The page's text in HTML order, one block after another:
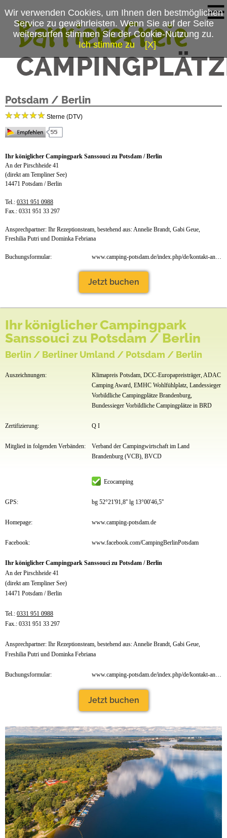
Campingplatzmenü
Stellplätze
Mietobjekte
Anfahrt
Potsdam / Berlin
Sterne (DTV)
Ihr königlicher Campingpark Sanssouci zu Potsdam / Berlin
An der Pirschheide 41
(direkt am Templiner See)
14471 Potsdam / Berlin
Tel.: 0331 951 0988
Fax.: 0331 951 33 297
Ansprechpartner: Ihr Rezeptionsteam, bestehend aus: Annelie Brandt, Gabi Geue,
Freshilia Putri und Dominka Febriana
Buchungsformular: www.camping-potsdam.de/index.php/de/kontakt-anfahrt
Jetzt buchen
Ihr königlicher Campingpark
Sanssouci zu Potsdam / Berlin
Berlin / Berliner Umland / Potsdam / Berlin
Auszeichnungen:
Klimapreis Potsdam, DCC-Europapreisträger, ADAC
Camping Award, EMHC Wohlfühlplatz, Landessieger
Vorbildliche Campingplätze Brandenburg,
Bundessieger Vorbildliche Campingplätze in BRD
Zertifizierung: Q I
Mitglied in folgenden Verbänden:
Verband der Campingwirtschaft im Land
Brandenburg (VCB), BVCD
Ecocamping
GPS: bg 52°21'91,8'' lg 13°00'46,5''
Homepage: www.camping-potsdam.de
Facebook: www.facebook.com/CampingBerlinPotsdam
Ihr königlicher Campingpark Sanssouci zu Potsdam / Berlin
An der Pirschheide 41
(direkt am Templiner See)
14471 Potsdam / Berlin
Tel.: 0331 951 0988
Fax.: 0331 951 33 297
Ansprechpartner: Ihr Rezeptionsteam, bestehend aus: Annelie Brandt, Gabi Geue,
Freshilia Putri und Dominka Febriana
Buchungsformular: www.camping-potsdam.de/index.php/de/kontakt-anfahrt
Jetzt buchen
Wir verwenden Cookies, um Ihnen den bestmöglichen
Service zu gewährleisten. Wenn Sie auf der Seite
weitersurfen stimmen Sie der Cookie-Nutzung zu.
Ich stimme zu
[X]